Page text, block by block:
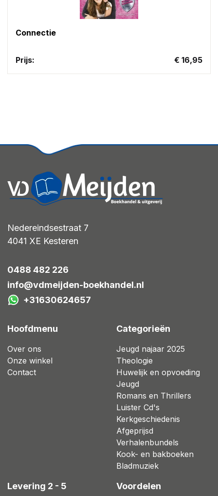
Connectie
Prijs: € 16,95
Nedereindsestraat 7
4041 XE Kesteren
0488 482 226
info@vdmeijden-boekhandel.nl
+31630624657
Hoofdmenu
Over ons
Onze winkel
Contact
Categorieën
Jeugd najaar 2025
Theologie
Huwelijk en opvoeding
Jeugd
Romans en Thrillers
Luister Cd's
Kerkgeschiedenis
Afgeprijsd
Verhalenbundels
Kook- en bakboeken
Bladmuziek
Levering 2 - 5
Voordelen